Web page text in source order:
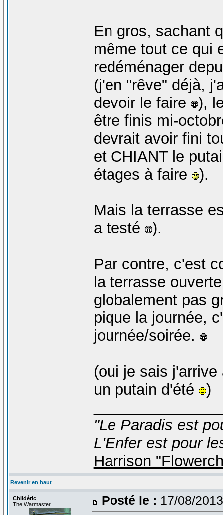
En gros, sachant
même tout ce qui
redéménager
(j'en "rêve" déjà,
devoir le faire
),
être finis mi-
devrait avoir fini
et CHIANT le
étages à faire
).
Mais la terrasse
a testé
).
Par contre, c'est
la terrasse
globalement pas
pique la journée,
journée/soirée.
(oui je sais
un putain d'été
)
"Le Paradis est
L'Enfer est pour
Harrison
Revenir en haut
Childéric
The Warmaster
Posté le : 17/08/